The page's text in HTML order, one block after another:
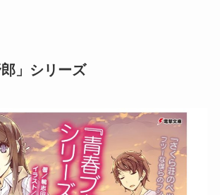
郎」シリーズ